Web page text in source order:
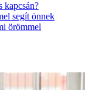
kapcsán?
segít önnek
örömmel